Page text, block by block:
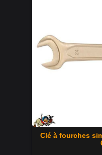
Clé à fourches